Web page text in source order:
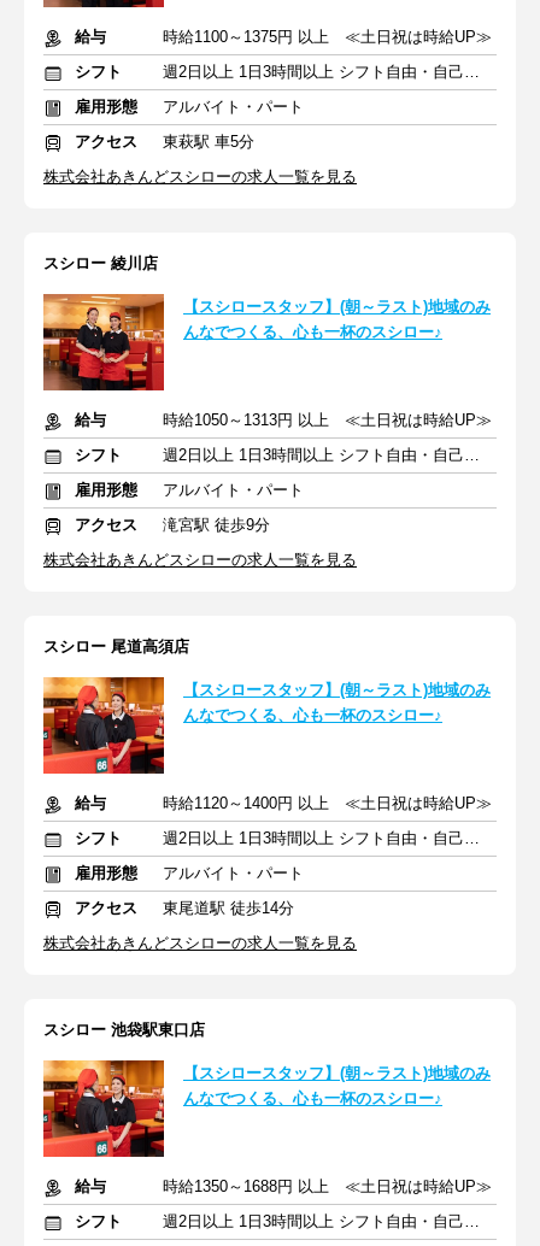
給与
時給1100～1375円 以上 ≪土日祝は時給UP≫
シフト
週2日以上 1日3時間以上 シフト自由・自己申告
雇用形態
アルバイト・パート
アクセス
東萩駅 車5分
株式会社あきんどスシローの求人一覧を見る
スシロー 綾川店
【スシロースタッフ】(朝～ラスト)地域のみ
んなでつくる、心も一杯のスシロー♪
給与
時給1050～1313円 以上 ≪土日祝は時給UP≫
シフト
週2日以上 1日3時間以上 シフト自由・自己申告
雇用形態
アルバイト・パート
アクセス
滝宮駅 徒歩9分
株式会社あきんどスシローの求人一覧を見る
スシロー 尾道高須店
【スシロースタッフ】(朝～ラスト)地域のみ
んなでつくる、心も一杯のスシロー♪
給与
時給1120～1400円 以上 ≪土日祝は時給UP≫
シフト
週2日以上 1日3時間以上 シフト自由・自己申告
雇用形態
アルバイト・パート
アクセス
東尾道駅 徒歩14分
株式会社あきんどスシローの求人一覧を見る
スシロー 池袋駅東口店
【スシロースタッフ】(朝～ラスト)地域のみ
んなでつくる、心も一杯のスシロー♪
給与
時給1350～1688円 以上 ≪土日祝は時給UP≫
シフト
週2日以上 1日3時間以上 シフト自由・自己申告